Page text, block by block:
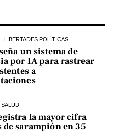
LIBERTADES POLÍTICAS
un sistema de
por IA para rastrear
a
SALUD
la mayor cifra
de sarampión en 35